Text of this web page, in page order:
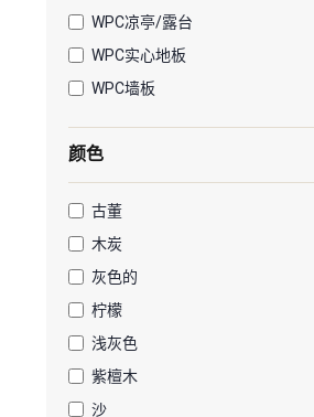
WPC凉亭/露台
WPC实心地板
WPC墙板
颜色
古董
木炭
灰色的
柠檬
浅灰色
紫檀木
沙